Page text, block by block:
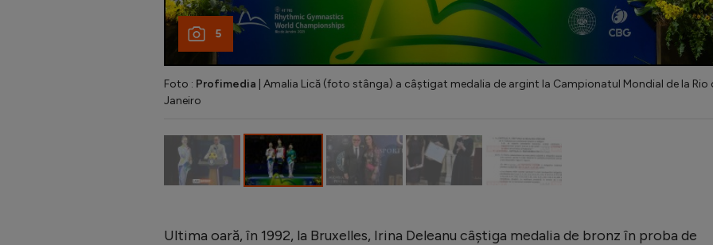
5
Foto : Profimedia | Amalia Lică (foto stânga) a câștigat medalia de argint la Campionatul Mondial de la Rio
Janeiro
Ultima oară, în 1992, la Bruxelles, Irina Deleanu câștiga medalia de bronz în proba de